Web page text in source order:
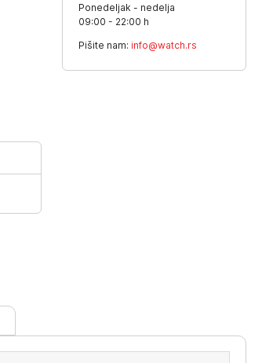
Ponedeljak - nedelja
09:00 - 22:00 h
Pišite nam: info@watch.rs